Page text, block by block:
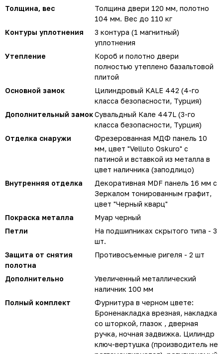
Толщина, вес
Толщина двери 120 мм, полотно
104 мм. Вес до 110 кг
Контуры уплотнения
3 контура (1 магнитный)
уплотнения
Утепление
Короб и полотно двери
полностью утеплено базальтовой
плитой
Основной замок
Цилиндровый KALE 442 (4-го
класса безопасности, Турция)
Дополнительный замокСувальдный Кале 447L (3-го
класса безопасности, Турция)
Отделка снаружи
Фрезерованная МДФ панель 10
мм, цвет "Velluto Oskuro" с
патиной и вставкой из металла в
цвет наличника (заподлицо)
Внутренняя отделка
Декоративная MDF панель 16 мм с
Зеркалом тонированным графит,
цвет "Черный кварц"
Покраска металла
Муар черный
Петли
На подшипниках скрытого типа - 3
шт.
Защита от снятия
полотна
Противосъемные ригеля - 2 шт
Дополнительно
Увеличенный металлический
наличник 100 мм
Полный комплект
Фурнитура в черном цвете:
Броненакладка врезная, накладка
со шторкой, глазок , дверная
ручка, ночная задвижка. Цилиндр
ключ-вертушка (производитель не